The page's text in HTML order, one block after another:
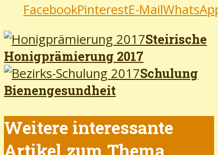
FacebookPinterestE-Mail
Steirische
Honigprämierung 2017
Schulung
Bienengesundheit
Weitere interessante
Artikel zum Thema